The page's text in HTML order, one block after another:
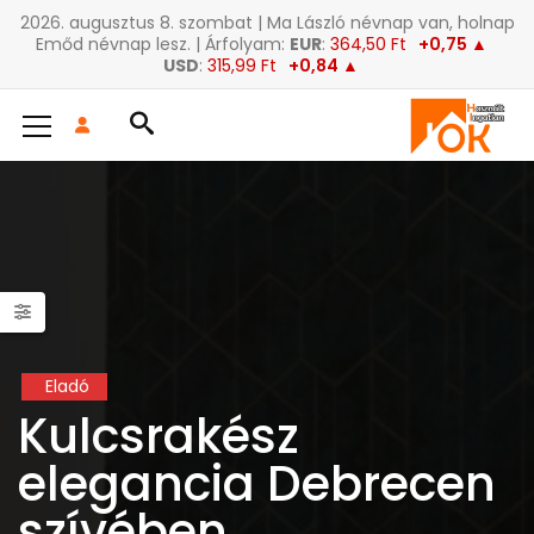
2026. augusztus 8. szombat | Ma László névnap van, holnap
Emőd névnap lesz. | Árfolyam: EUR: 364,50 Ft +0,75 ▲
USD: 315,99 Ft +0,84 ▲
Eladó
Kulcsrakész
elegancia Debrecen